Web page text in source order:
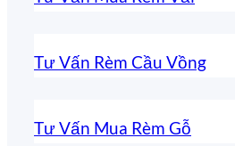
Tư Vấn Rèm Cầu Vồng
Tư Vấn Mua Rèm Gỗ